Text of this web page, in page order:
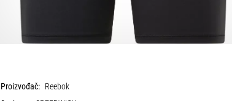
Proizvođač: Reebok